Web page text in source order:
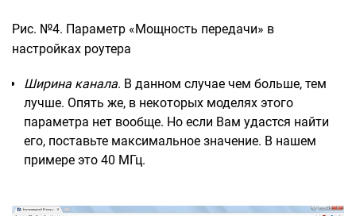
Рис. №4. Параметр «Мощность передачи» в
настройках роутера
Ширина канала. В данном случае чем больше, тем
лучше. Опять же, в некоторых моделях этого
параметра нет вообще. Но если Вам удастся найти
его, поставьте максимальное значение. В нашем
примере это 40 МГц.